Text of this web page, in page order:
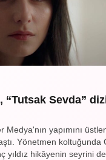
“Tutsak Sevda”
Medya'nın yapımını
Yönetmen koltuğunda
yıldız hikâyenin seyrini